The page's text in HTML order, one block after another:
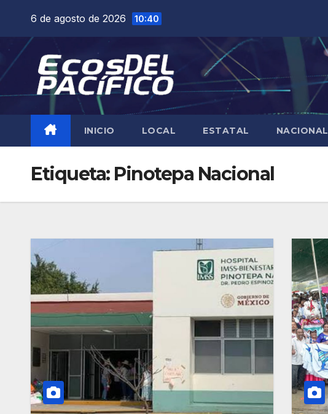
contenido
6 de agosto de 2026 10:40
INICIO LOCAL ESTATAL NACIONAL
Etiqueta: Pinotepa Nacional